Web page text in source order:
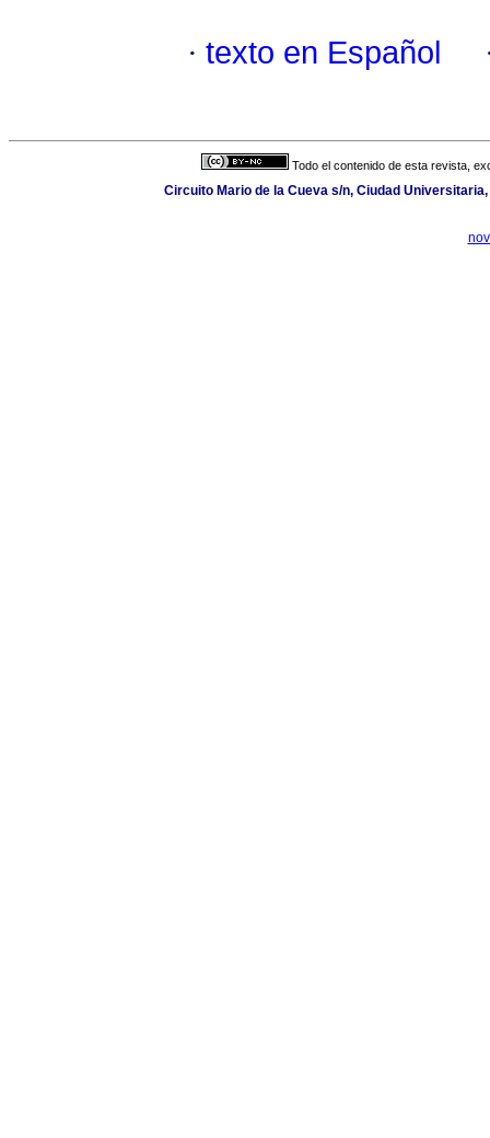
· texto en Español
Todo el contenido de esta revista,
Circuito Mario de la Cueva s/n, Ciudad